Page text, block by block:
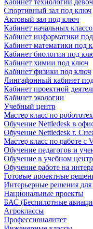
Кабинет технологий
Спортивный зал под ключ
Актовый зал под ключ
Кабинет начальных
Кабинет информатики
Кабинет математики под
Кабинет биологии под
Кабинет химии под ключ
Кабинет физики под ключ
Лингафонный кабинет
Кабинет проектной
Кабинет экологии
Учебный центр
Мастер класс по
Обучение Nettledesk в
Обучение Nettledesk г.
Мастер класс по работе с
Обучение педагогов и
Обучение в учебном
Обучение работе на
Готовые проектные
Интерьерные решения для
Национальные проекты
БАС (Беспилотные
Агроклассы
Профессионалитет